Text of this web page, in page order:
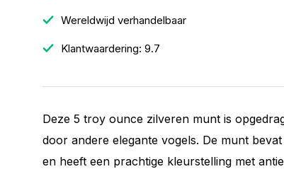
Wereldwijd verhandelbaar
Klantwaardering: 9.7
Deze 5 troy ounce zilveren munt is
door andere elegante vogels. De munt
en heeft een prachtige kleurstelling met